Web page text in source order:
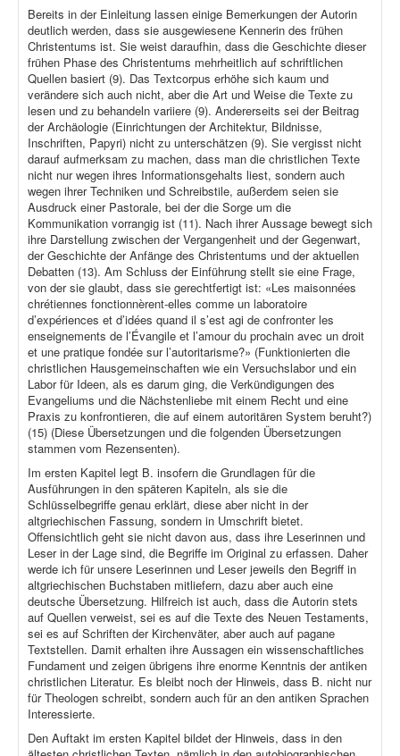
Bereits in der Einleitung lassen einige Bemerkungen der Autorin
deutlich werden, dass sie ausgewiesene Kennerin des frühen
Christentums ist. Sie weist daraufhin, dass die Geschichte dieser
frühen Phase des Christentums mehrheitlich auf schriftlichen
Quellen basiert (9). Das Textcorpus erhöhe sich kaum und
verändere sich auch nicht, aber die Art und Weise die Texte zu
lesen und zu behandeln variiere (9). Andererseits sei der Beitrag
der Archäologie (Einrichtungen der Architektur, Bildnisse,
Inschriften, Papyri) nicht zu unterschätzen (9). Sie vergisst nicht
darauf aufmerksam zu machen, dass man die christlichen Texte
nicht nur wegen ihres Informationsgehalts liest, sondern auch
wegen ihrer Techniken und Schreibstile, außerdem seien sie
Ausdruck einer Pastorale, bei der die Sorge um die
Kommunikation vorrangig ist (11). Nach ihrer Aussage bewegt sich
ihre Darstellung zwischen der Vergangenheit und der Gegenwart,
der Geschichte der Anfänge des Christentums und der aktuellen
Debatten (13). Am Schluss der Einführung stellt sie eine Frage,
von der sie glaubt, dass sie gerechtfertigt ist: «Les maisonnées
chrétiennes fonctionnèrent-elles comme un laboratoire
d’expériences et d’idées quand il s’est agi de confronter les
enseignements de l’Évangile et l’amour du prochain avec un droit
et une pratique fondée sur l’autoritarisme?» (Funktionierten die
christlichen Hausgemeinschaften wie ein Versuchslabor und ein
Labor für Ideen, als es darum ging, die Verkündigungen des
Evangeliums und die Nächstenliebe mit einem Recht und eine
Praxis zu konfrontieren, die auf einem autoritären System beruht?)
(15) (Diese Übersetzungen und die folgenden Übersetzungen
stammen vom Rezensenten).
Im ersten Kapitel legt B. insofern die Grundlagen für die
Ausführungen in den späteren Kapiteln, als sie die
Schlüsselbegriffe genau erklärt, diese aber nicht in der
altgriechischen Fassung, sondern in Umschrift bietet.
Offensichtlich geht sie nicht davon aus, dass ihre Leserinnen und
Leser in der Lage sind, die Begriffe im Original zu erfassen. Daher
werde ich für unsere Leserinnen und Leser jeweils den Begriff in
altgriechischen Buchstaben mitliefern, dazu aber auch eine
deutsche Übersetzung. Hilfreich ist auch, dass die Autorin stets
auf Quellen verweist, sei es auf die Texte des Neuen Testaments,
sei es auf Schriften der Kirchenväter, aber auch auf pagane
Textstellen. Damit erhalten ihre Aussagen ein wissenschaftliches
Fundament und zeigen übrigens ihre enorme Kenntnis der antiken
christlichen Literatur. Es bleibt noch der Hinweis, dass B. nicht nur
für Theologen schreibt, sondern auch für an den antiken Sprachen
Interessierte.
Den Auftakt im ersten Kapitel bildet der Hinweis, dass in den